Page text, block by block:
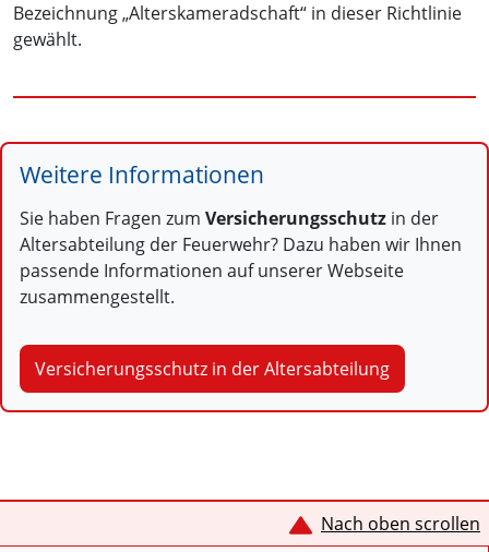
Bezeichnung „Alterskameradschaft“ in dieser Richtlinie
gewählt.
Weitere Informationen
Sie haben Fragen zum Versicherungsschutz in der
Altersabteilung der Feuerwehr? Dazu haben wir Ihnen
passende Informationen auf unserer Webseite
zusammengestellt.
Versicherungsschutz in der Altersabteilung
Service Informationen Nach oben scrollen